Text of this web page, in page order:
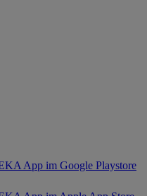
App im Google Playstore